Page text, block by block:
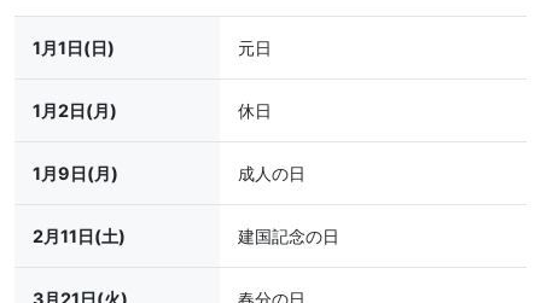
1月1日(日) 元日
1月2日(月) 休日
1月9日(月) 成人の日
2月11日(土) 建国記念の日
3月21日(火) 春分の日